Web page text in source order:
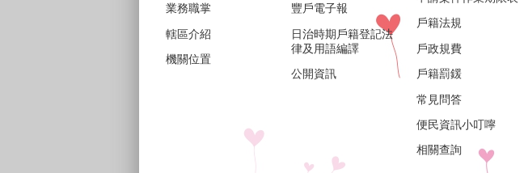
業務職掌
轄區介紹
機關位置
豐戶電子報
日治時期戶籍登記法
律及用語編譯
公開資訊
戶籍法規
戶政規費
戶籍罰鍰
常見問答
便民資訊小叮嚀
相關查詢